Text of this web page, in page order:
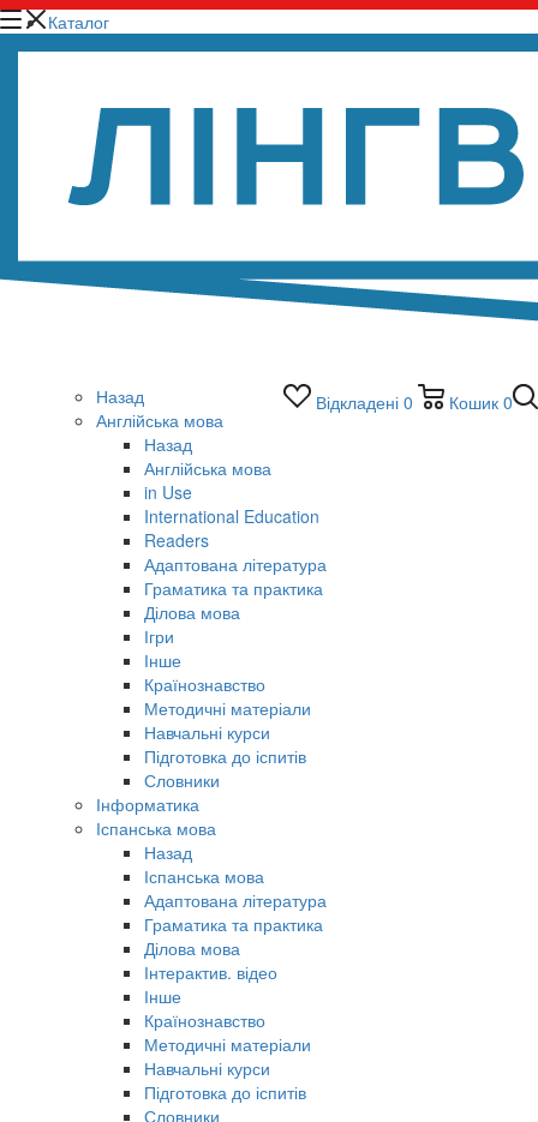
Відкладені 0 Кошик 0
Каталог
Назад
Англійська мова
Назад
Англійська мова
in Use
International Education
Readers
Адаптована література
Граматика та практика
Ділова мова
Ігри
Інше
Країнознавство
Методичні матеріали
Навчальні курси
Підготовка до іспитів
Словники
Інформатика
Іспанська мова
Назад
Іспанська мова
Адаптована література
Граматика та практика
Ділова мова
Інтерактив. відео
Інше
Країнознавство
Методичні матеріали
Навчальні курси
Підготовка до іспитів
Словники